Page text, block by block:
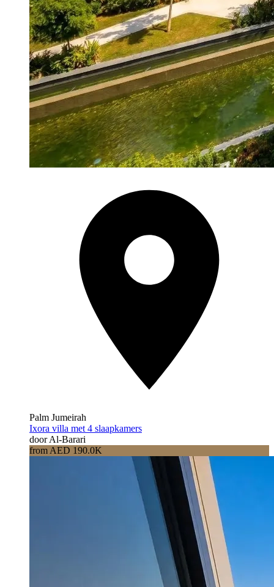
Palm Jumeirah
Ixora villa met 4 slaapkamers
door Al-Barari
from AED 190.0K